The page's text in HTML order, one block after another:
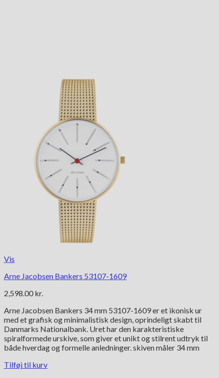
Vis
Arne Jacobsen Bankers 53107-1609
2,598.00 kr.
Arne Jacobsen Bankers 34 mm 53107-1609 er et ikonisk ur
med et grafisk og minimalistisk design, oprindeligt skabt til
Danmarks Nationalbank. Uret har den karakteristiske
spiralformede urskive, som giver et unikt og stilrent udtryk til
både hverdag og formelle anledninger. skiven måler 34 mm
Tilføj til kurv